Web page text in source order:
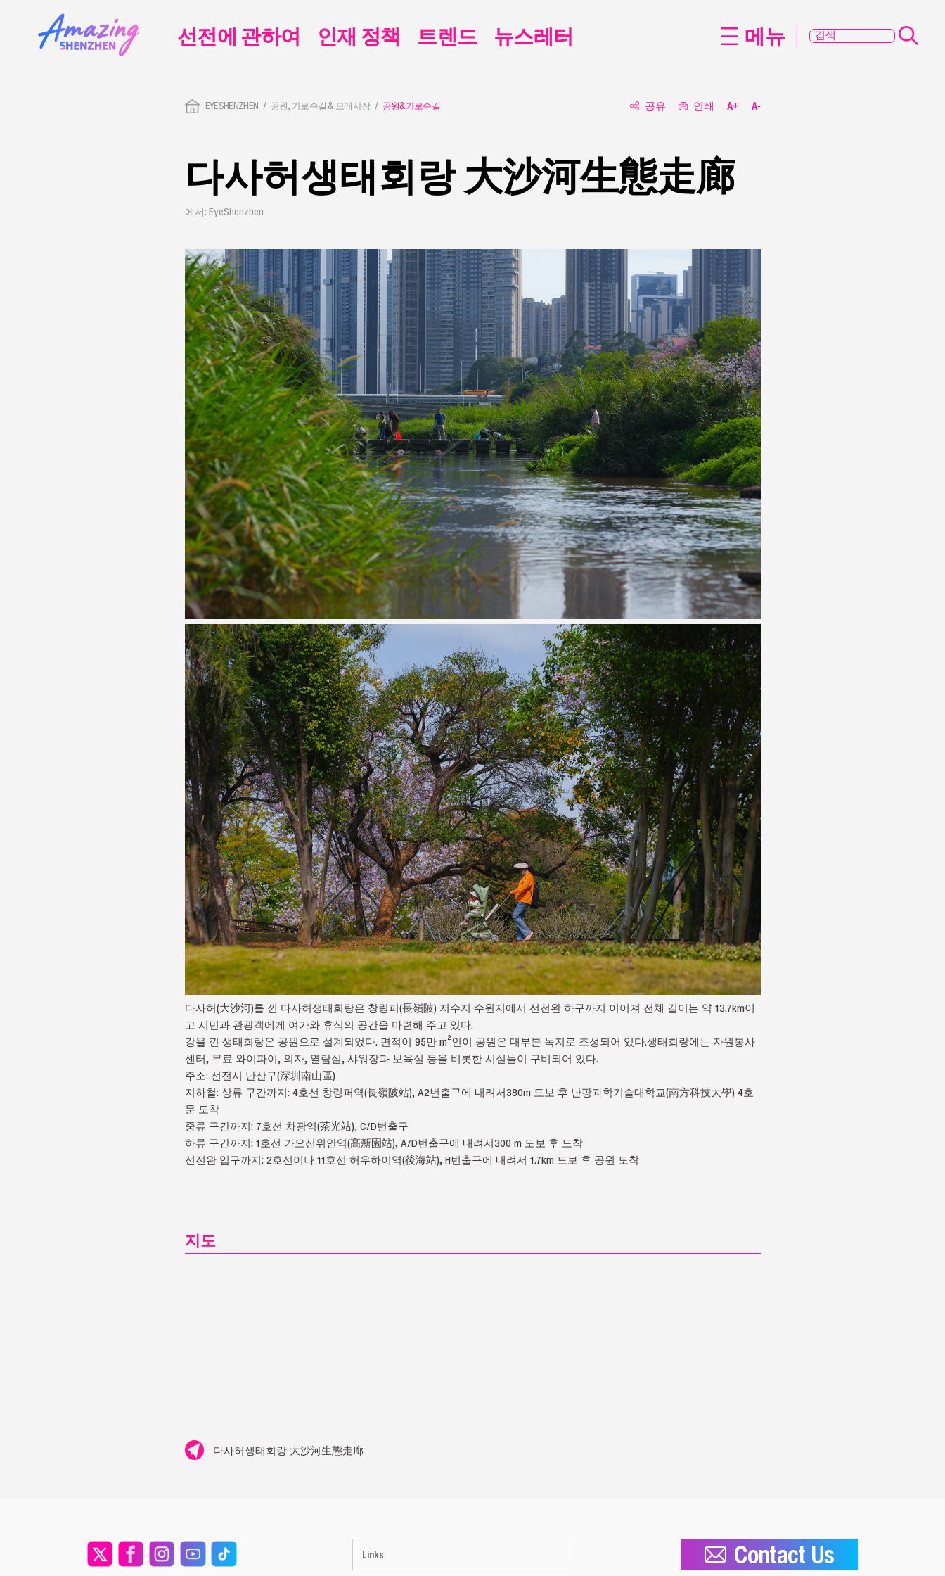
EYESHENZHEN 공원, 가로수길 & 모래사장 공원&가로수길 공유 인쇄 A+ A-
다사허생태회랑 大沙河生態走廊
에서: EyeShenzhen
다사허(大沙河)를 낀 다사허생태회랑은 창링퍼(長嶺陂) 저수지 수원지에서 선전완 하구까지 이어져 전체 길이는 약 13.7km이
고 시민과 관광객에게 여가와 휴식의 공간을 마련해 주고 있다.
강을 낀 생태회랑은 공원으로 설계되었다. 면적이 95만 m²인이 공원은 대부분 녹지로 조성되어 있다.생태회랑에는 자원봉사
센터, 무료 와이파이, 의자, 열람실, 샤워장과 보육실 등을 비롯한 시설들이 구비되어 있다.
주소: 선전시 난산구(深圳南山區)
지하철: 상류 구간까지: 4호선 창링퍼역(長嶺陂站), A2번출구에 내려서380m 도보 후 난팡과학기술대학교(南方科技大學) 4호
문 도착
중류 구간까지: 7호선 차광역(茶光站), C/D번출구
하류 구간까지: 1호선 가오신위안역(高新園站), A/D번출구에 내려서300 m 도보 후 도착
선전완 입구까지: 2호선이나 11호선 허우하이역(後海站), H번출구에 내려서 1.7km 도보 후 공원 도착
지도
다사허생태회랑 大沙河生態走廊
선전에 관하여 인재 정책 트렌드 뉴스레터 메뉴
Links Contact Us